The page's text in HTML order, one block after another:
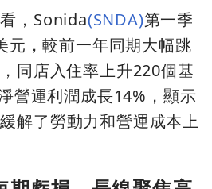
，Sonida(SNDA)第一季
元，較前一年同期大幅跳
同店入住率上升220個基
營運利潤成長14%，顯示
解了勞動力和營運成本上